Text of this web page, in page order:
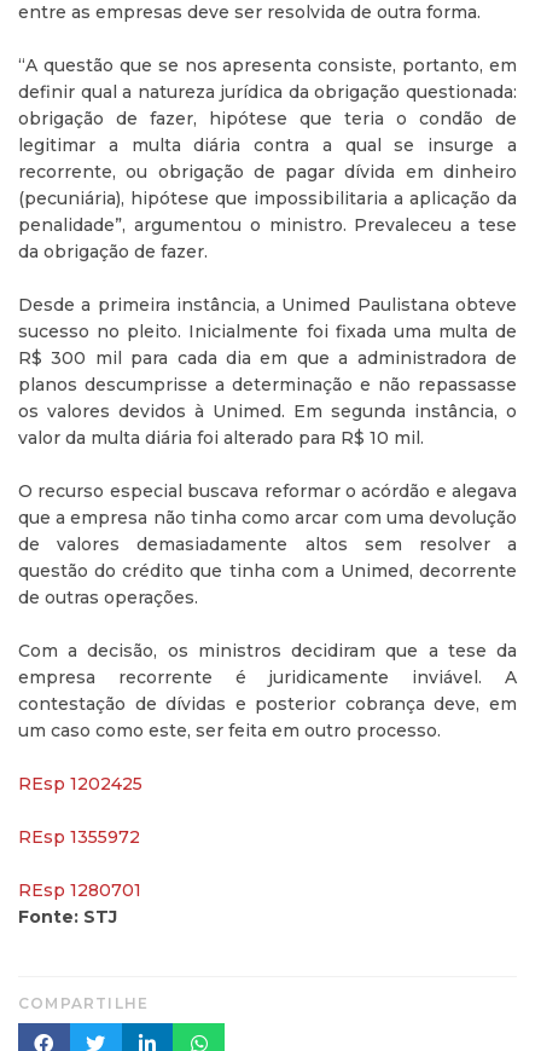
entre as empresas deve ser resolvida de outra forma.
“A questão que se nos apresenta consiste, portanto, em
definir qual a natureza jurídica da obrigação questionada:
obrigação de fazer, hipótese que teria o condão de
legitimar a multa diária contra a qual se insurge a
recorrente, ou obrigação de pagar dívida em dinheiro
(pecuniária), hipótese que impossibilitaria a aplicação da
penalidade”, argumentou o ministro. Prevaleceu a tese
da obrigação de fazer.
Desde a primeira instância, a Unimed Paulistana obteve
sucesso no pleito. Inicialmente foi fixada uma multa de
R$ 300 mil para cada dia em que a administradora de
planos descumprisse a determinação e não repassasse
os valores devidos à Unimed. Em segunda instância, o
valor da multa diária foi alterado para R$ 10 mil.
O recurso especial buscava reformar o acórdão e alegava
que a empresa não tinha como arcar com uma devolução
de valores demasiadamente altos sem resolver a
questão do crédito que tinha com a Unimed, decorrente
de outras operações.
Com a decisão, os ministros decidiram que a tese da
empresa recorrente é juridicamente inviável. A
contestação de dívidas e posterior cobrança deve, em
um caso como este, ser feita em outro processo.
REsp 1202425
REsp 1355972
REsp 1280701
Fonte: STJ
COMPARTILHE